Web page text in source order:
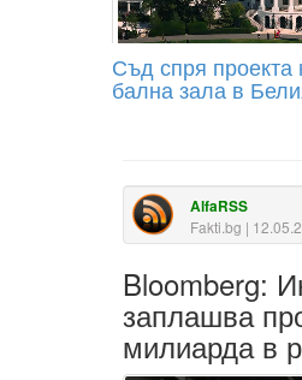
Съд спря проекта
бална зала в
AlfaRSS
Fakti.bg |
Bloomberg:
заплашва
милиарда в